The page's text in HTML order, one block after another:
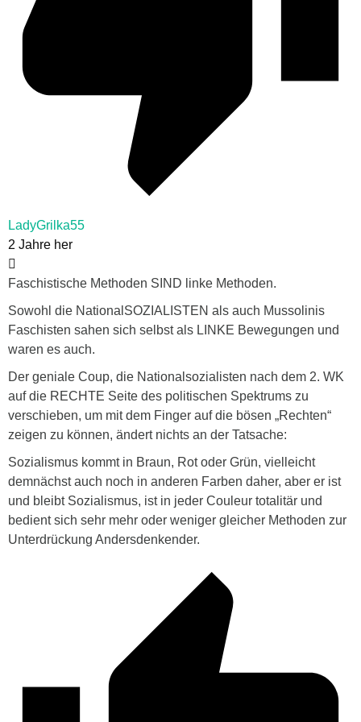
LadyGrilka55
2 Jahre her
Faschistische Methoden SIND linke Methoden.
Sowohl die NationalSOZIALISTEN als auch Mussolinis
Faschisten sahen sich selbst als LINKE Bewegungen und
waren es auch.
Der geniale Coup, die Nationalsozialisten nach dem 2. WK
auf die RECHTE Seite des politischen Spektrums zu
verschieben, um mit dem Finger auf die bösen „Rechten“
zeigen zu können, ändert nichts an der Tatsache:
Sozialismus kommt in Braun, Rot oder Grün, vielleicht
demnächst auch noch in anderen Farben daher, aber er ist
und bleibt Sozialismus, ist in jeder Couleur totalitär und
bedient sich sehr mehr oder weniger gleicher Methoden zur
Unterdrückung Andersdenkender.